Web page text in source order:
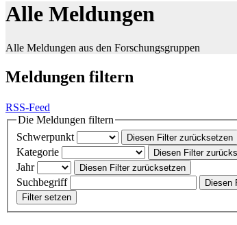
Alle Meldungen
Alle Meldungen aus den Forschungsgruppen
Meldungen filtern
RSS-Feed
Die Meldungen filtern
Schwerpunkt
Diesen Filter zurücksetzen
Kategorie Diesen Filter
Jahr Diesen Filter zurücksetzen
Suchbegriff
Diesen
Filter setzen